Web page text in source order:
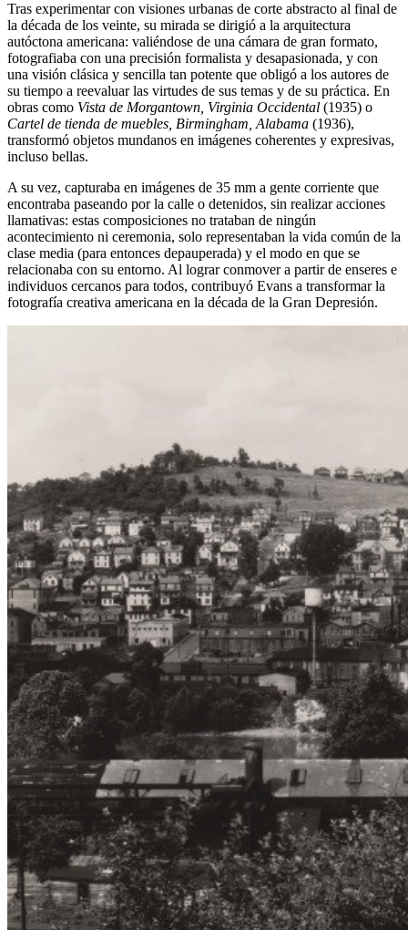
Tras experimentar con visiones urbanas de corte abstracto al final de
la década de los veinte, su mirada se dirigió a la arquitectura
autóctona americana: valiéndose de una cámara de gran formato,
fotografiaba con una precisión formalista y desapasionada, y con
una visión clásica y sencilla tan potente que obligó a los autores de
su tiempo a reevaluar las virtudes de sus temas y de su práctica. En
obras como Vista de Morgantown, Virginia Occidental (1935) o
Cartel de tienda de muebles, Birmingham, Alabama (1936),
transformó objetos mundanos en imágenes coherentes y expresivas,
incluso bellas.
A su vez, capturaba en imágenes de 35 mm a gente corriente que
encontraba paseando por la calle o detenidos, sin realizar acciones
llamativas: estas composiciones no trataban de ningún
acontecimiento ni ceremonia, solo representaban la vida común de la
clase media (para entonces depauperada) y el modo en que se
relacionaba con su entorno. Al lograr conmover a partir de enseres e
individuos cercanos para todos, contribuyó Evans a transformar la
fotografía creativa americana en la década de la Gran Depresión.